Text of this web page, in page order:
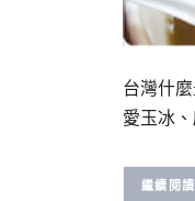
台灣什
愛玉冰